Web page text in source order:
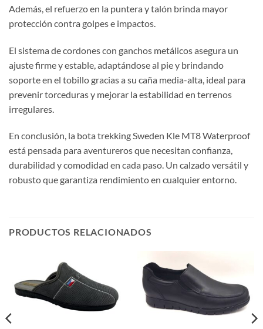
Además, el refuerzo en la puntera y talón brinda mayor
protección contra golpes e impactos.
El sistema de cordones con ganchos metálicos asegura un
ajuste firme y estable, adaptándose al pie y brindando
soporte en el tobillo gracias a su caña media-alta, ideal para
prevenir torceduras y mejorar la estabilidad en terrenos
irregulares.
En conclusión, la bota trekking Sweden Kle MT8 Waterproof
está pensada para aventureros que necesitan confianza,
durabilidad y comodidad en cada paso. Un calzado versátil y
robusto que garantiza rendimiento en cualquier entorno.
PRODUCTOS RELACIONADOS